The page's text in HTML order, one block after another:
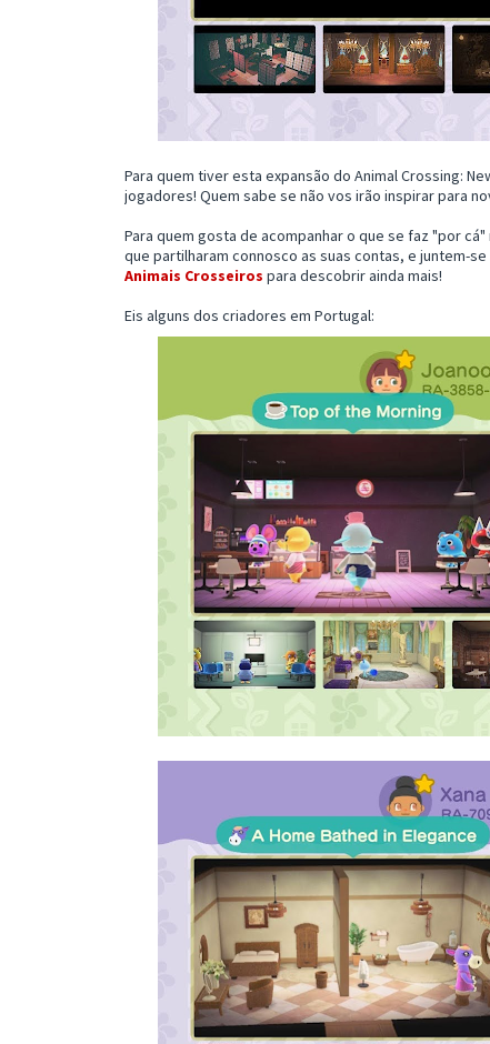
Para quem tiver esta expansão do Animal Crossing:
jogadores! Quem sabe se não vos irão inspirar para
Para quem gosta de acompanhar o que se faz "por
que partilharam connosco as suas contas, e juntem-
Animais Crosseiros para descobrir ainda mais!
Eis alguns dos criadores em Portugal: